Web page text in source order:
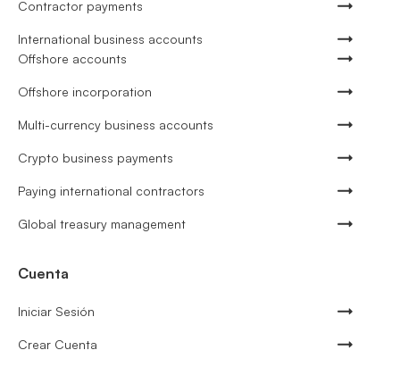
Contractor payments
International business accounts
Offshore accounts
Offshore incorporation
Multi-currency business accounts
Crypto business payments
Paying international contractors
Global treasury management
Cuenta
Iniciar Sesión
Crear Cuenta